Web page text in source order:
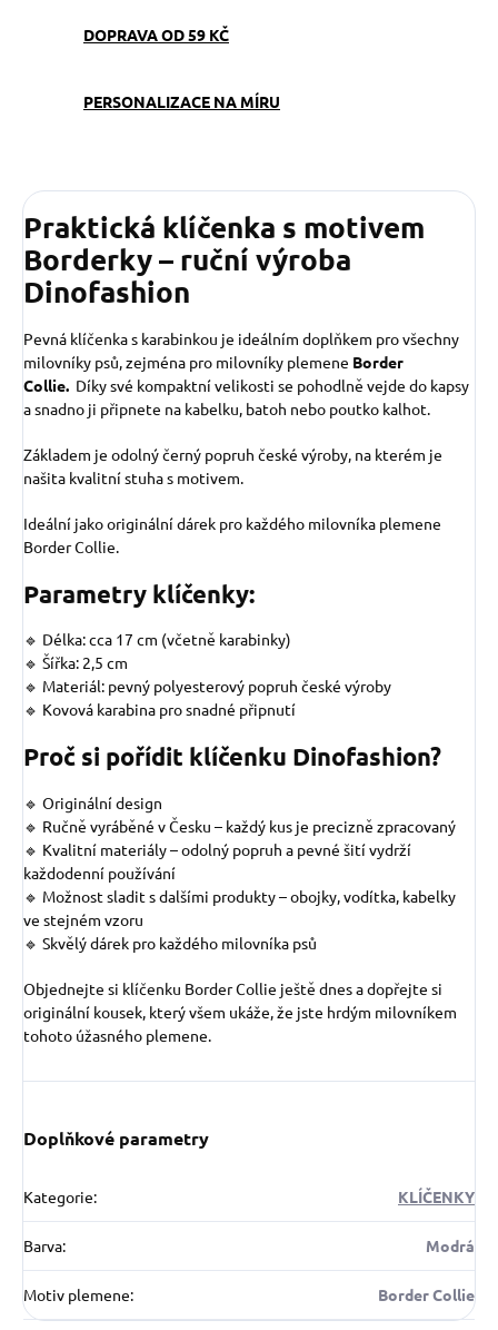
DOPRAVA OD 59 KČ
PERSONALIZACE NA MÍRU
Praktická klíčenka s motivem
Borderky – ruční výroba
Dinofashion
Pevná klíčenka s karabinkou je ideálním doplňkem pro všechny
milovníky psů, zejména pro milovníky plemene Border
Collie. Díky své kompaktní velikosti se pohodlně vejde do kapsy
a snadno ji připnete na kabelku, batoh nebo poutko kalhot.
Základem je odolný černý popruh české výroby, na kterém je
našita kvalitní stuha s motivem.
Ideální jako originální dárek pro každého milovníka plemene
Border Collie.
Parametry klíčenky:
🔹 Délka: cca 17 cm (včetně karabinky)
🔹 Šířka: 2,5 cm
🔹 Materiál: pevný polyesterový popruh české výroby
🔹 Kovová karabina pro snadné připnutí
Proč si pořídit klíčenku Dinofashion?
🔹 Originální design
🔹 Ručně vyráběné v Česku – každý kus je precizně zpracovaný
🔹 Kvalitní materiály – odolný popruh a pevné šití vydrží
každodenní používání
🔹 Možnost sladit s dalšími produkty – obojky, vodítka, kabelky
ve stejném vzoru
🔹 Skvělý dárek pro každého milovníka psů
Objednejte si klíčenku Border Collie ještě dnes a dopřejte si
originální kousek, který všem ukáže, že jste hrdým milovníkem
tohoto úžasného plemene.
Doplňkové parametry
Kategorie: KLÍČENKY
Barva: Modrá
Motiv plemene: Border Collie